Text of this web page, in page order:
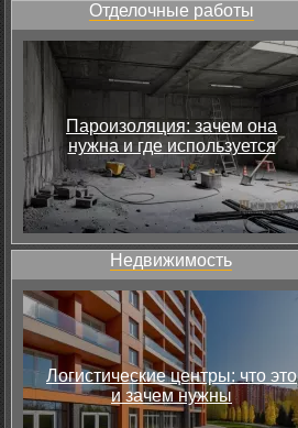
Отделочные работы
Пароизоляция: зачем она
нужна и где используется
Недвижимость
Логистические центры: что это
и зачем нужны